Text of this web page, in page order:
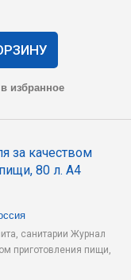
избранное
за качеством
80 л. А4
санитарии Журнал
приготовления пищи,